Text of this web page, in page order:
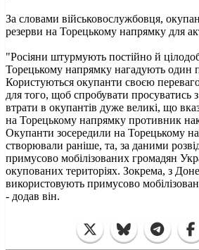
За словами військовослужбовця,
резерви на Торецькому напрямку для
"Росіяни штурмують постійно й
Торецькому напрямку нагадують один
Користуються окупанти своєю
для того, щоб спробувати просуватись
втрати в окупантів дуже великі, що
на Торецькому напрямку противник
Окупанти зосередили на Торецькому
створювали раніше, та, за даними
примусово мобілізованих громадян
окупованих територіях. Зокрема, з
використовують примусово
- додав він.